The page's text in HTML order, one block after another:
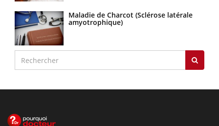
Maladie de Charcot (Sclérose latérale
amyotrophique)